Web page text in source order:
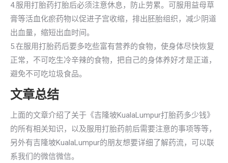
4.服用打胎药打胎后必须注意休息，防止劳累。可服用益母草
膏等活血化瘀药物以促进子宫收缩，排出胚胎组织，减少阴道
出血量，缩短出血时间。
5.在服用打胎药后要多吃些富有营养的食物，使身体尽快恢复
正常，不可吃生冷辛辣的食物，把自己的身体养好才是正道，
避免不可吃垃圾食品。
文章总结
上面的文章介绍了关于《吉隆坡KualaLumpur打胎药多少钱》
的所有相关知识，以及服用打胎药前后需要注意的事项等等，
另外有吉隆坡KualaLumpur的朋友想要详细了解药流，可以联
系我们的微信微信。